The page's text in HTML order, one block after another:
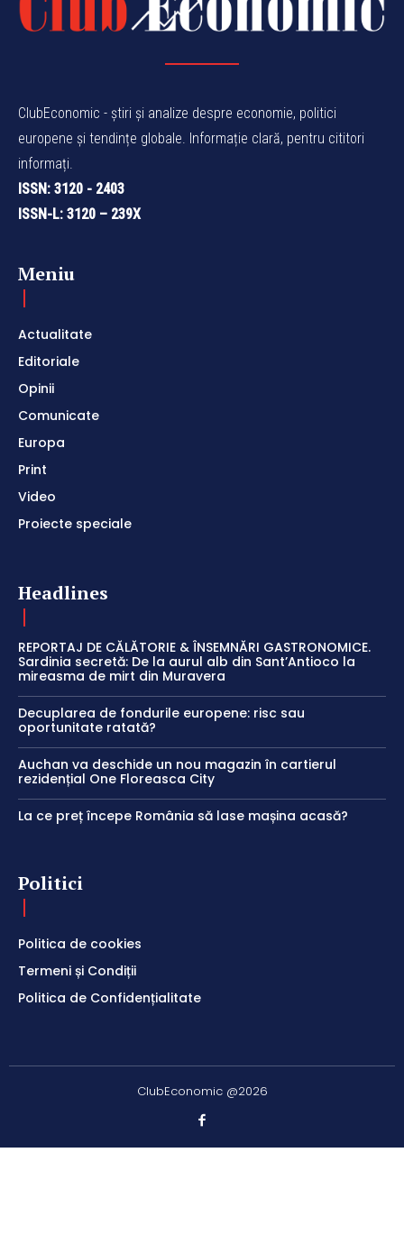
ClubEconomic - știri și analize despre economie, politici
europene și tendințe globale. Informație clară, pentru cititori
informați.
ISSN: 3120 - 2403
ISSN-L: 3120 – 239X
Meniu
Actualitate
Editoriale
Opinii
Comunicate
Europa
Print
Video
Proiecte speciale
Headlines
REPORTAJ DE CĂLĂTORIE & ÎNSEMNĂRI GASTRONOMICE.
Sardinia secretă: De la aurul alb din Sant’Antioco la
mireasma de mirt din Muravera
Decuplarea de fondurile europene: risc sau
oportunitate ratată?
Auchan va deschide un nou magazin în cartierul
rezidențial One Floreasca City
La ce preț începe România să lase mașina acasă?
Politici
Politica de cookies
Termeni și Condiții
Politica de Confidențialitate
ClubEconomic @2026